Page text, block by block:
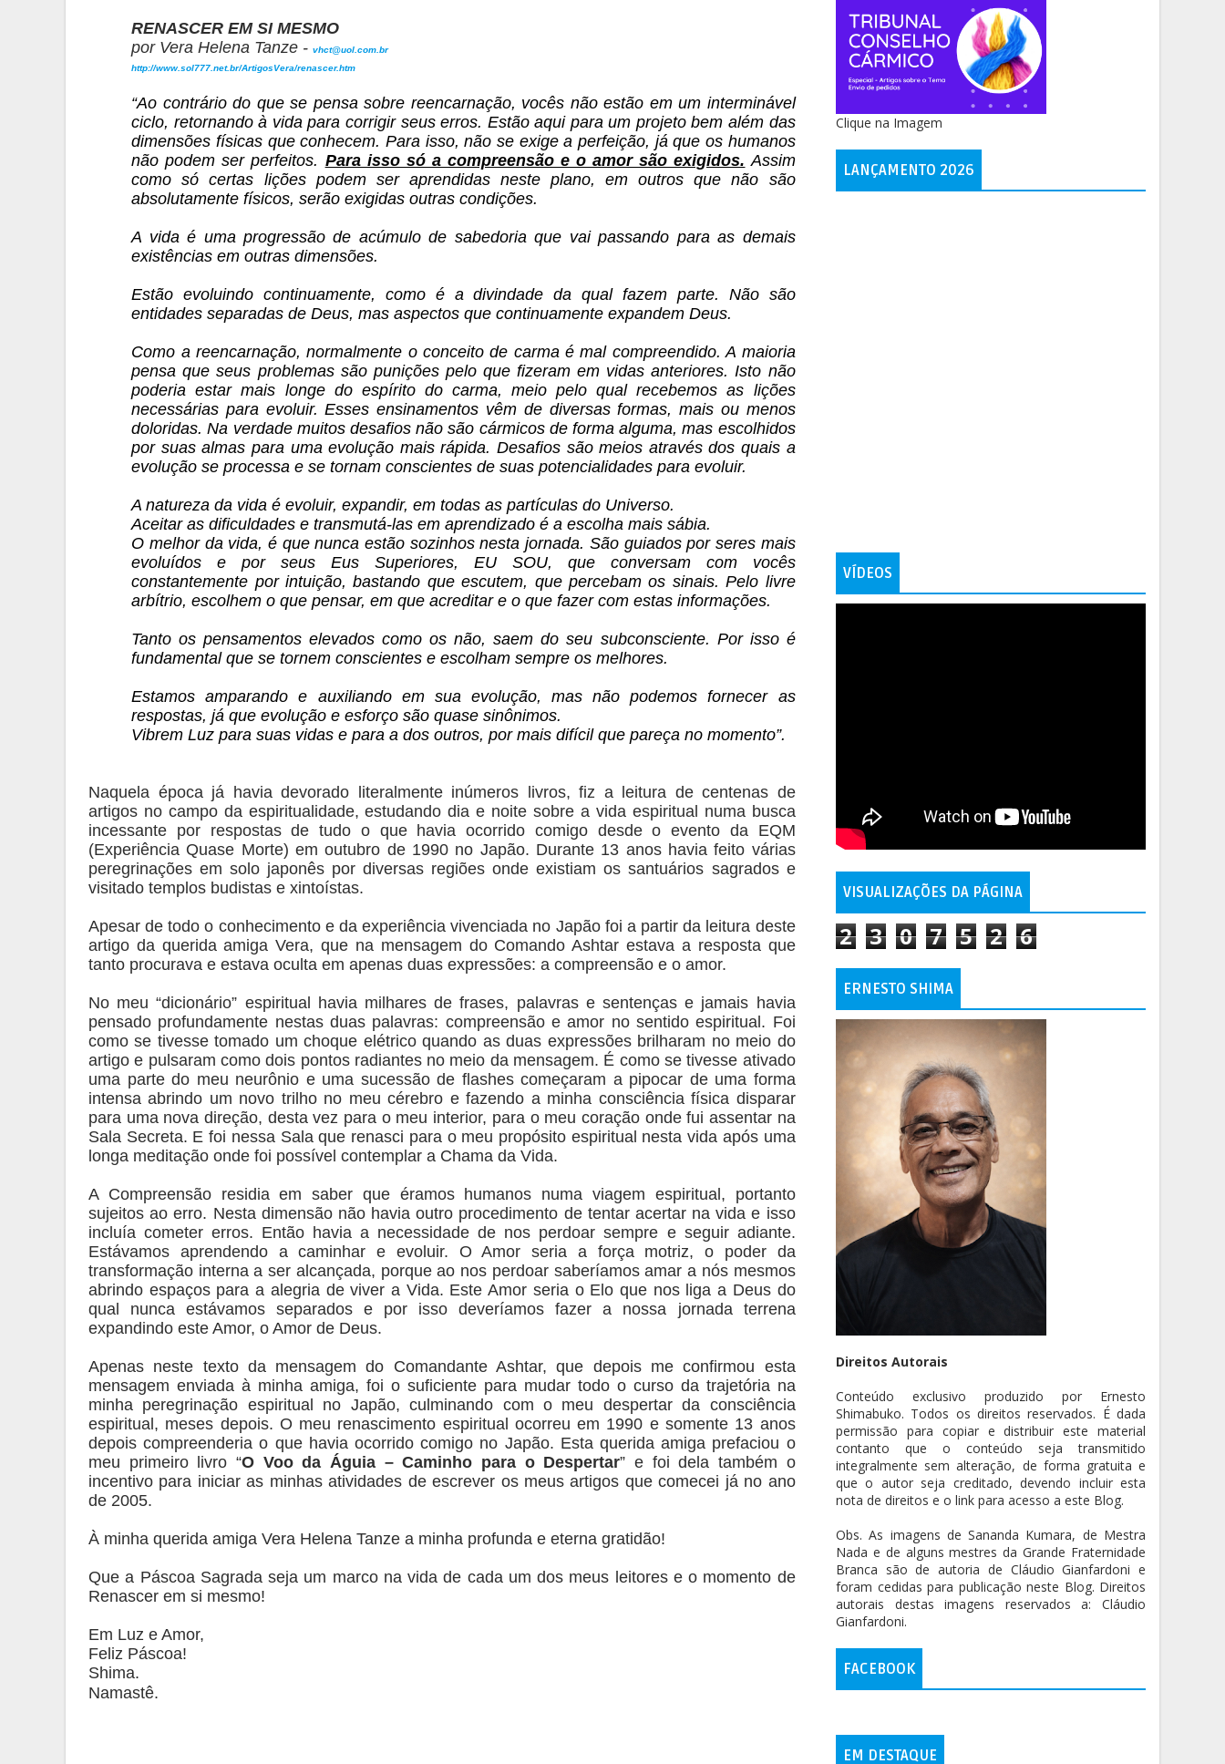
RENASCER EM SI MESMO
por Vera Helena Tanze -vhct@uol.com.br
http://www.sol777.net.br/ArtigosVera/renascer.htm
“Ao contrário do que se pensa sobre reencarnação, vocês não estão em um interminável
ciclo, retornando à vida para corrigir seus erros. Estão aqui para um projeto bem além das
dimensões físicas que conhecem. Para isso, não se exige a perfeição, já que os humanos
não podem ser perfeitos. Para isso só a compreensão e o amor são exigidos. Assim
como só certas lições podem ser aprendidas neste plano, em outros que não são
absolutamente físicos, serão exigidas outras condições.
A vida é uma progressão de acúmulo de sabedoria que vai passando para as demais
existências em outras dimensões.
Estão evoluindo continuamente, como é a divindade da qual fazem parte. Não são
entidades separadas de Deus, mas aspectos que continuamente expandem Deus.
Como a reencarnação, normalmente o conceito de carma é mal compreendido. A maioria
pensa que seus problemas são punições pelo que fizeram em vidas anteriores. Isto não
poderia estar mais longe do espírito do carma, meio pelo qual recebemos as lições
necessárias para evoluir. Esses ensinamentos vêm de diversas formas, mais ou menos
doloridas. Na verdade muitos desafios não são cármicos de forma alguma, mas escolhidos
por suas almas para uma evolução mais rápida. Desafios são meios através dos quais a
evolução se processa e se tornam conscientes de suas potencialidades para evoluir.
A natureza da vida é evoluir, expandir, em todas as partículas do Universo.
Aceitar as dificuldades e transmutá-las em aprendizado é a escolha mais sábia.
O melhor da vida, é que nunca estão sozinhos nesta jornada. São guiados por seres mais
evoluídos e por seus Eus Superiores, EU SOU, que conversam com vocês
constantemente por intuição, bastando que escutem, que percebam os sinais. Pelo livre
arbítrio, escolhem o que pensar, em que acreditar e o que fazer com estas informações.
Tanto os pensamentos elevados como os não, saem do seu subconsciente. Por isso é
fundamental que se tornem conscientes e escolham sempre os melhores.
Estamos amparando e auxiliando em sua evolução, mas não podemos fornecer as
respostas, já que evolução e esforço são quase sinônimos.
Vibrem Luz para suas vidas e para a dos outros, por mais difícil que pareça no momento”.
Naquela época já havia devorado literalmente inúmeros livros, fiz a leitura de centenas de
artigos no campo da espiritualidade, estudando dia e noite sobre a vida espiritual numa busca
incessante por respostas de tudo o que havia ocorrido comigo desde o evento da EQM
(Experiência Quase Morte) em outubro de 1990 no Japão. Durante 13 anos havia feito várias
peregrinações em solo japonês por diversas regiões onde existiam os santuários sagrados e
visitado templos budistas e xintoístas.
Apesar de todo o conhecimento e da experiência vivenciada no Japão foi a partir da leitura deste
artigo da querida amiga Vera, que na mensagem do Comando Ashtar estava a resposta que
tanto procurava e estava oculta em apenas duas expressões: a compreensão e o amor.
No meu “dicionário” espiritual havia milhares de frases, palavras e sentenças e jamais havia
pensado profundamente nestas duas palavras: compreensão e amor no sentido espiritual. Foi
como se tivesse tomado um choque elétrico quando as duas expressões brilharam no meio do
artigo e pulsaram como dois pontos radiantes no meio da mensagem. É como se tivesse ativado
uma parte do meu neurônio e uma sucessão de flashes começaram a pipocar de uma forma
intensa abrindo um novo trilho no meu cérebro e fazendo a minha consciência física disparar
para uma nova direção, desta vez para o meu interior, para o meu coração onde fui assentar na
Sala Secreta. E foi nessa Sala que renasci para o meu propósito espiritual nesta vida após uma
longa meditação onde foi possível contemplar a Chama da Vida.
A Compreensão residia em saber que éramos humanos numa viagem espiritual, portanto
sujeitos ao erro. Nesta dimensão não havia outro procedimento de tentar acertar na vida e isso
incluía cometer erros. Então havia a necessidade de nos perdoar sempre e seguir adiante.
Estávamos aprendendo a caminhar e evoluir. O Amor seria a força motriz, o poder da
transformação interna a ser alcançada, porque ao nos perdoar saberíamos amar a nós mesmos
abrindo espaços para a alegria de viver a Vida. Este Amor seria o Elo que nos liga a Deus do
qual nunca estávamos separados e por isso deveríamos fazer a nossa jornada terrena
expandindo este Amor, o Amor de Deus.
Apenas neste texto da mensagem do Comandante Ashtar, que depois me confirmou esta
mensagem enviada à minha amiga, foi o suficiente para mudar todo o curso da trajetória na
minha peregrinação espiritual no Japão, culminando com o meu despertar da consciência
espiritual, meses depois. O meu renascimento espiritual ocorreu em 1990 e somente 13 anos
depois compreenderia o que havia ocorrido comigo no Japão. Esta querida amiga prefaciou o
meu primeiro livro “O Voo da Águia – Caminho para o Despertar” e foi dela também o
incentivo para iniciar as minhas atividades de escrever os meus artigos que comecei já no ano
de 2005.
À minha querida amiga Vera Helena Tanze a minha profunda e eterna gratidão!
Que a Páscoa Sagrada seja um marco na vida de cada um dos meus leitores e o momento de
Renascer em si mesmo!
Em Luz e Amor,
Feliz Páscoa!
Shima.
Namastê.
Clique na Imagem
LANÇAMENTO 2026
VÍDEOS
VISUALIZAÇÕES DA PÁGINA
2 3 0 7 5 2 6
ERNESTO SHIMA
Direitos Autorais
Conteúdo exclusivo produzido por Ernesto
Shimabuko. Todos os direitos reservados. É dada
permissão para copiar e distribuir este material
contanto que o conteúdo seja transmitido
integralmente sem alteração, de forma gratuita e
que o autor seja creditado, devendo incluir esta
nota de direitos e o link para acesso a este Blog.
Obs. As imagens de Sananda Kumara, de Mestra
Nada e de alguns mestres da Grande Fraternidade
Branca são de autoria de Cláudio Gianfardoni e
foram cedidas para publicação neste Blog. Direitos
autorais destas imagens reservados a: Cláudio
Gianfardoni.
FACEBOOK
EM DESTAQUE